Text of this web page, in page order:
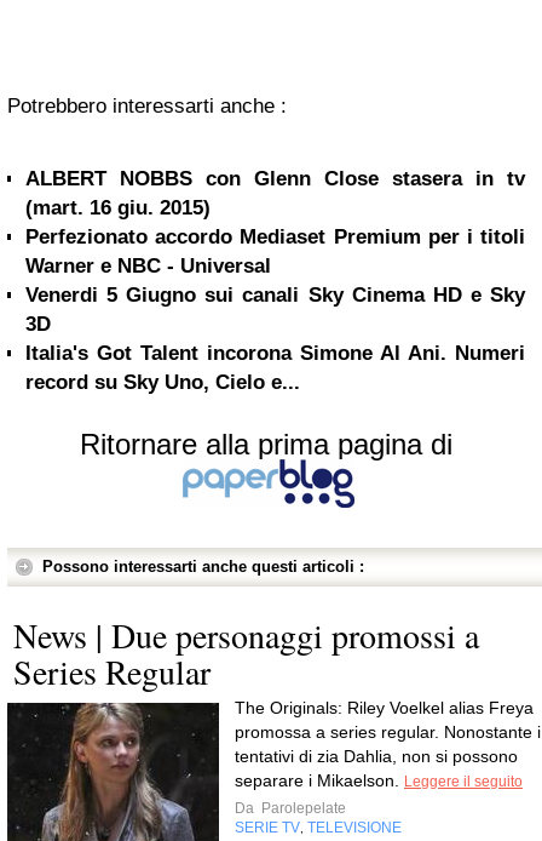
Potrebbero interessarti anche :
ALBERT NOBBS con Glenn Close stasera in tv
(mart. 16 giu. 2015)
Perfezionato accordo Mediaset Premium per i titoli
Warner e NBC - Universal
Venerdi 5 Giugno sui canali Sky Cinema HD e Sky
3D
Italia's Got Talent incorona Simone Al Ani. Numeri
record su Sky Uno, Cielo e...
Ritornare alla prima pagina di
Possono interessarti anche questi articoli :
News | Due personaggi promossi a
Series Regular
The Originals: Riley Voelkel alias Freya
promossa a series regular. Nonostante i
tentativi di zia Dahlia, non si possono
separare i Mikaelson.
Leggere il seguito
Da Parolepelate
SERIE TV TELEVISIONE